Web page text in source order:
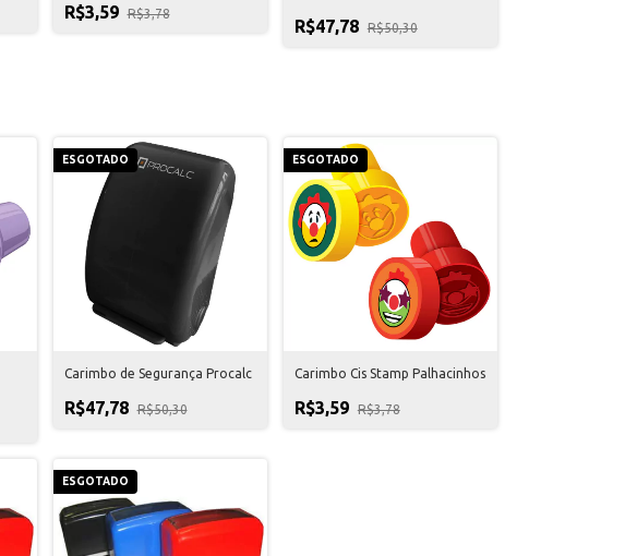
R$3,59 R$3,78
R$47,78 R$50,30
ESGOTADO
Carimbo de Segurança Procalc
R$47,78 R$50,30
ESGOTADO
Carimbo Cis Stamp Palhacinhos
R$3,59 R$3,78
ESGOTADO